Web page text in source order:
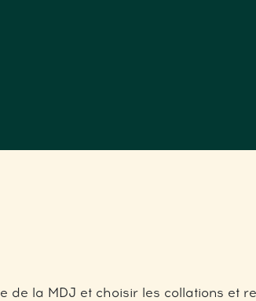
de la MDJ et choisir les collations et